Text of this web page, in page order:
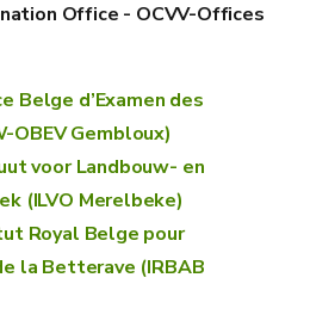
Office - OCVV-Offices
Belge d’Examen des
OBEV Gembloux)
voor Landbouw- en
(ILVO Merelbeke)
Royal Belge pour
la Betterave (IRBAB